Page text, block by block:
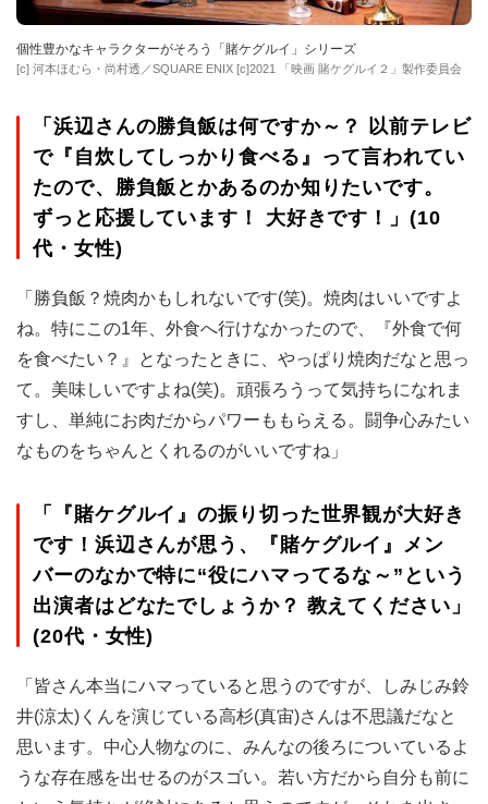
個性豊かなキャラクターがそろう「賭ケグルイ」シリーズ
[c] 河本ほむら・尚村透／SQUARE ENIX [c]2021 「映画 賭ケグルイ２」製作委員会
「浜辺さんの勝負飯は何ですか～？ 以前テレビ
で『自炊してしっかり食べる』って言われてい
たので、勝負飯とかあるのか知りたいです。
ずっと応援しています！ 大好きです！」(10
代・女性)
「勝負飯？焼肉かもしれないです(笑)。焼肉はいいですよ
ね。特にこの1年、外食へ行けなかったので、『外食で何
を食べたい？』となったときに、やっぱり焼肉だなと思っ
て。美味しいですよね(笑)。頑張ろうって気持ちになれま
すし、単純にお肉だからパワーももらえる。闘争心みたい
なものをちゃんとくれるのがいいですね」
「『賭ケグルイ』の振り切った世界観が大好き
です！浜辺さんが思う、『賭ケグルイ』メン
バーのなかで特に“役にハマってるな～”という
出演者はどなたでしょうか？ 教えてください」
(20代・女性)
「皆さん本当にハマっていると思うのですが、しみじみ鈴
井(涼太)くんを演じている高杉(真宙)さんは不思議だなと
思います。中心人物なのに、みんなの後ろについているよ
うな存在感を出せるのがスゴい。若い方だから自分も前に